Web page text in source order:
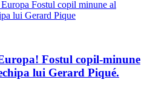
Fostul copil-minune
lui Gerard Piqué.